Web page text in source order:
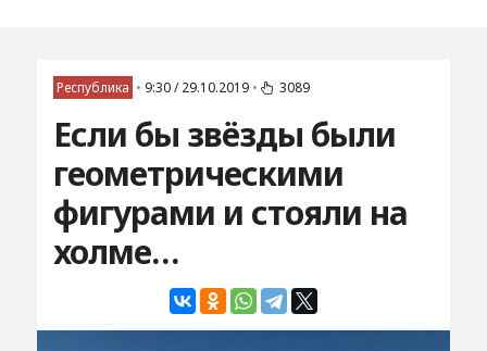
Республика • 9:30 / 29.10.2019 • 3089
Если бы звёзды были
геометрическими
фигурами и стояли на
холме…